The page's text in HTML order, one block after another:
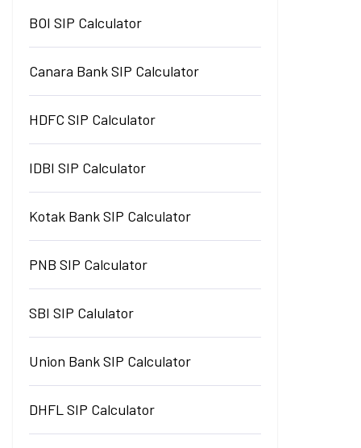
BOI SIP Calculator
Canara Bank SIP Calculator
HDFC SIP Calculator
IDBI SIP Calculator
Kotak Bank SIP Calculator
PNB SIP Calculator
SBI SIP Calulator
Union Bank SIP Calculator
DHFL SIP Calculator